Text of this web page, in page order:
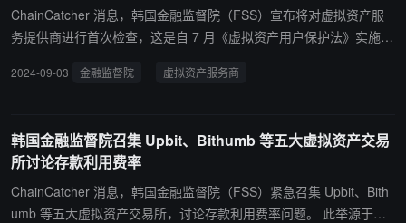
上市，初始价格为 236 韩元。上市后 15 分钟内，其
价格暴涨超过 1300%，但在不到 24 小时内又跌回 2
议员闵炳德指出，AVAIL 代币事件暴露了 Bithumb 异
这一标准显然未能有效防范此类事件的发生。 李福铉
院长承诺，金融监督院将继续关注并调查各类可疑的
加密货币交易活动，努力提升市场透明度和投资者保
护。 此前消息，韩议员要求获取 Bithumb 上 AVAIL
ChainCatcher 消息，韩国金融监督院（FSS）宣布将对虚拟资产服
务提供商进行首次检查，这是自 7 月《虚拟资产用户保护法》实施以
易所、3 家代币市场交易所和 1 家钱包/托管服务提供商。值得注意的
用户保护体系、内部控制机制和不公平交易监管等。FSS 将审查用户
资产管理、冷钱包使用、保险和准备金状况、交易记录维护以及异常
交易监控系统等方面。对于违法行为，FSS 表示将严格制裁以维护市
场秩序，同时支持事业者加强自律监管。
2024-09-03 金融监督院 虚拟资产服务商
韩国金融监督院召集 Upbit、Bithumb 等五大虚拟资产交易
所讨论存款利用费率
ChainCatcher 消息，韩国金融监督院（FSS）紧急召集 Upbit、Bith
umb 等五大虚拟资产交易所，讨论存款利用费率问题。 此举源于近